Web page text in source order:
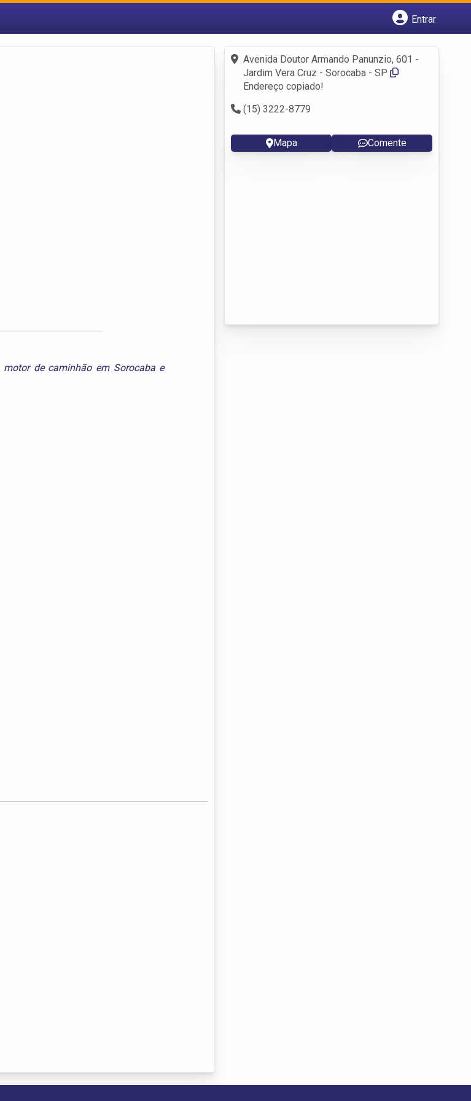
Entrar
Fazer login
Criar conta
motor de caminhão em Sorocabae
Avenida Doutor Armando Panunzio, 601 -
Jardim Vera Cruz - Sorocaba - SP
Endereço copiado!
(15) 3222-8779
Mapa Comente